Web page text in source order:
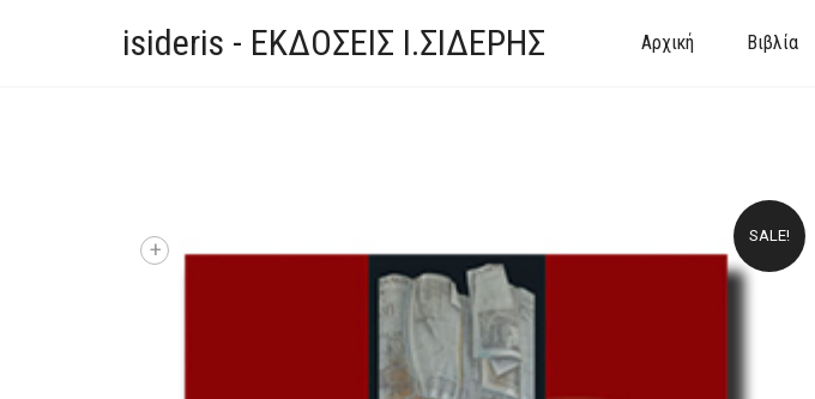
isideris - ΕΚΔΟΣΕΙΣ Ι.ΣΙΔΕΡΗΣ Αρχική Βιβλία
SALE!
+